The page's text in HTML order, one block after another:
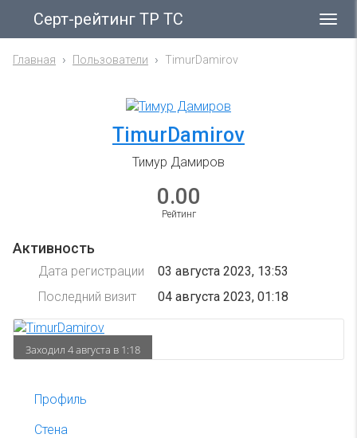
Серт-рейтинг ТР ТС
Главная Пользователи TimurDamirov
TimurDamirov
Тимур Дамиров
0.00
Рейтинг
Активность
Дата регистрации
03 августа 2023, 13:53
Последний визит
04 августа 2023, 01:18
Заходил 4 августа в 1:18
Профиль
Стена